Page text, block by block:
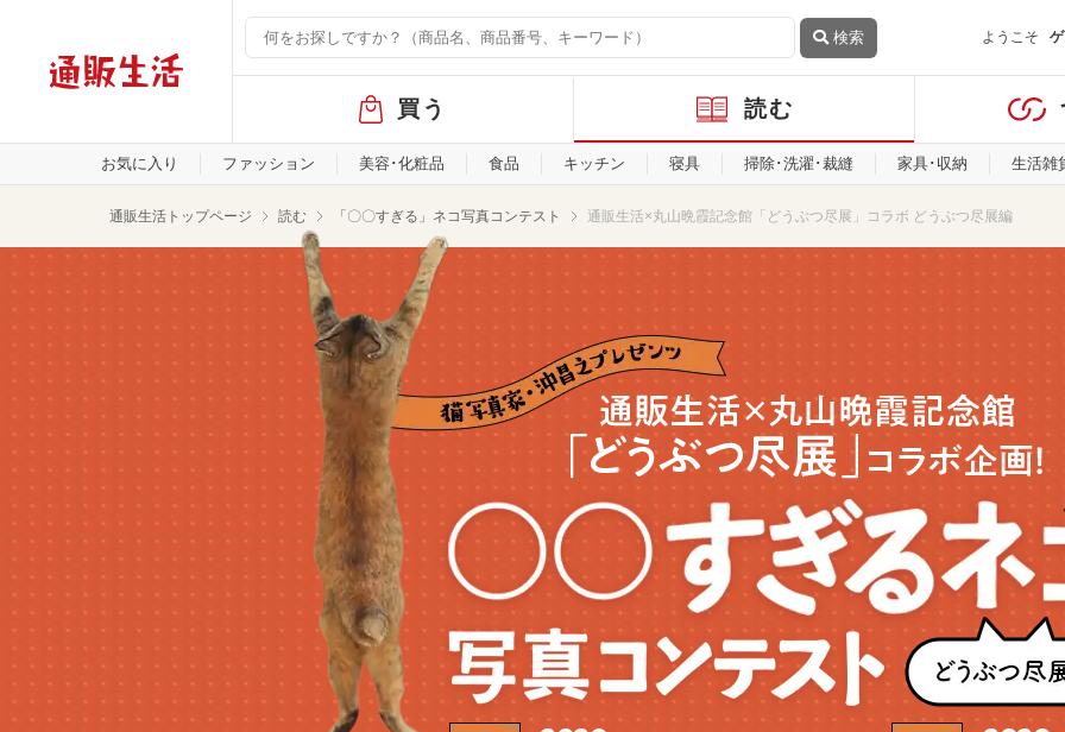
検索 ようこそ
バ
メ
ュ
ー
買う 読む
お気に入り ファッション 美容･化粧品 食品 キッチン 寝具 掃除･洗濯･裁縫 家具･収納 生活雑
通販生活トップページ 読む 「〇〇すぎる」ネコ写真コンテスト 通販生活×丸山晩霞記念館「どうぶつ尽展」コラボ どうぶつ尽展編